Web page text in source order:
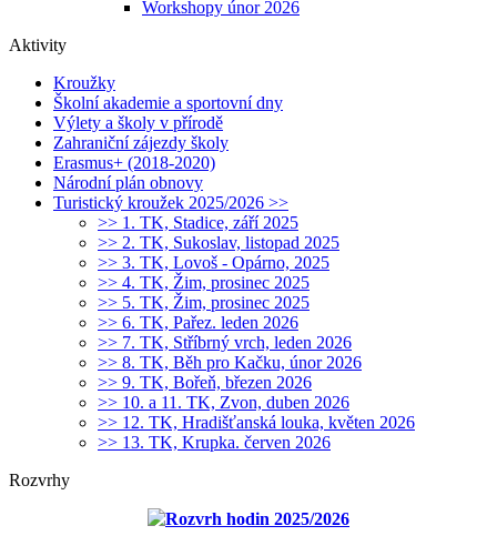
Workshopy únor 2026
Aktivity
Kroužky
Školní akademie a sportovní dny
Výlety a školy v přírodě
Zahraniční zájezdy školy
Erasmus+ (2018-2020)
Národní plán obnovy
Turistický kroužek 2025/2026 >>
>> 1. TK, Stadice, září 2025
>> 2. TK, Sukoslav, listopad 2025
>> 3. TK, Lovoš - Opárno, 2025
>> 4. TK, Žim, prosinec 2025
>> 5. TK, Žim, prosinec 2025
>> 6. TK, Pařez. leden 2026
>> 7. TK, Stříbrný vrch, leden 2026
>> 8. TK, Běh pro Kačku, únor 2026
>> 9. TK, Bořeň, březen 2026
>> 10. a 11. TK, Zvon, duben 2026
>> 12. TK, Hradišťanská louka, květen 2026
>> 13. TK, Krupka. červen 2026
Rozvrhy
Rozvrh hodin 2025/2026